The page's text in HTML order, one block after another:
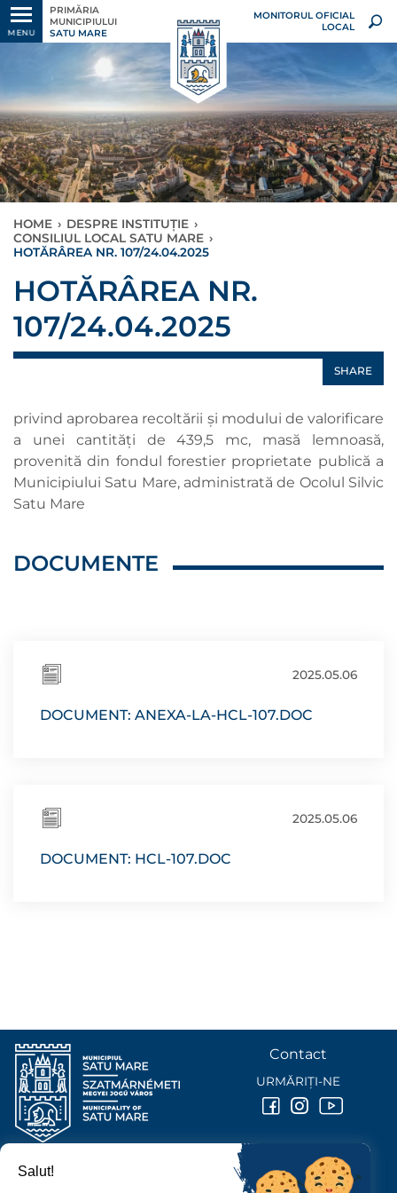
MENU
PRIMĂRIA
MUNICIPIULUI
SATU MARE
MONITORUL OFICIAL
LOCAL
HOME › DESPRE INSTITUȚIE ›
CONSILIUL LOCAL SATU MARE ›
HOTĂRÂREA NR. 107/24.04.2025
HOTĂRÂREA NR.
107/24.04.2025
SHARE
privind aprobarea recoltării și modului de valorificare
a unei cantități de 439,5 mc, masă lemnoasă,
provenită din fondul forestier proprietate publică a
Municipiului Satu Mare, administrată de Ocolul Silvic
Satu Mare
DOCUMENTE
2025.05.06
DOCUMENT: ANEXA-LA-HCL-107.DOC
2025.05.06
DOCUMENT: HCL-107.DOC
PRIMĂRIA MUNICIPIULUI
Contact
URMĂRIȚI-NE
Salut!